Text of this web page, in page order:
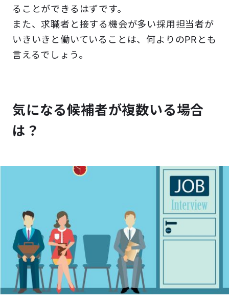
ることができるはずです。
また、求職者と接する機会が多い採用担当者が
いきいきと働いていることは、何よりのPRとも
言えるでしょう。
気になる候補者が複数いる場合
は？